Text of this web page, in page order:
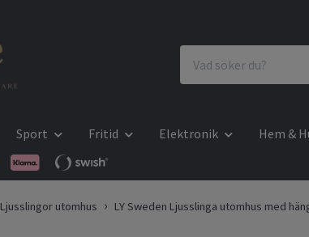
Sport Fritid Elektronik Hem &
Ljusslingor utomhus LY Sweden Ljusslinga utomhus med